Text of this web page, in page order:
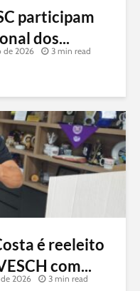
participam
dos...
de 2026
3 min read
é reeleito
com...
2026
3 min read